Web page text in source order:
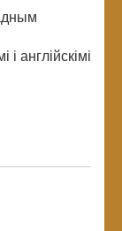
англійскімі